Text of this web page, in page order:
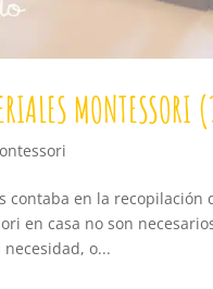
contaba en la
en casa no son
o...